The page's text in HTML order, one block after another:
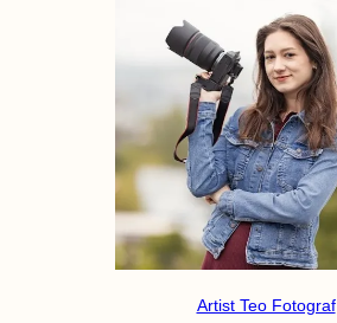
Artist Teo Fotograf